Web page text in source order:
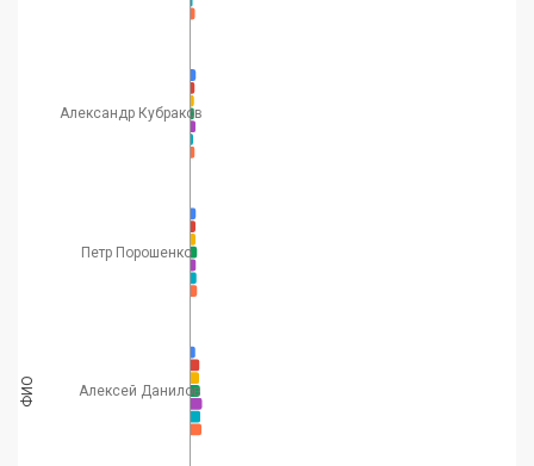
Александр Кубраков
Петр Порошенко
Алексей Данилов
ФИО